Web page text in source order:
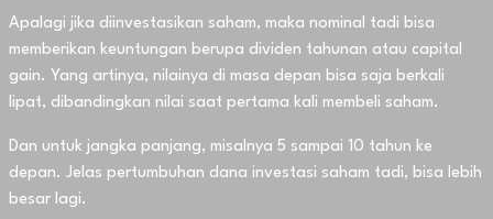
Apalagi jika diinvestasikan saham, maka nominal tadi bisa
memberikan keuntungan berupa dividen tahunan atau capital
gain. Yang artinya, nilainya di masa depan bisa saja berkali
lipat, dibandingkan nilai saat pertama kali membeli saham.
Dan untuk jangka panjang, misalnya 5 sampai 10 tahun ke
depan. Jelas pertumbuhan dana investasi saham tadi, bisa lebih
besar lagi.